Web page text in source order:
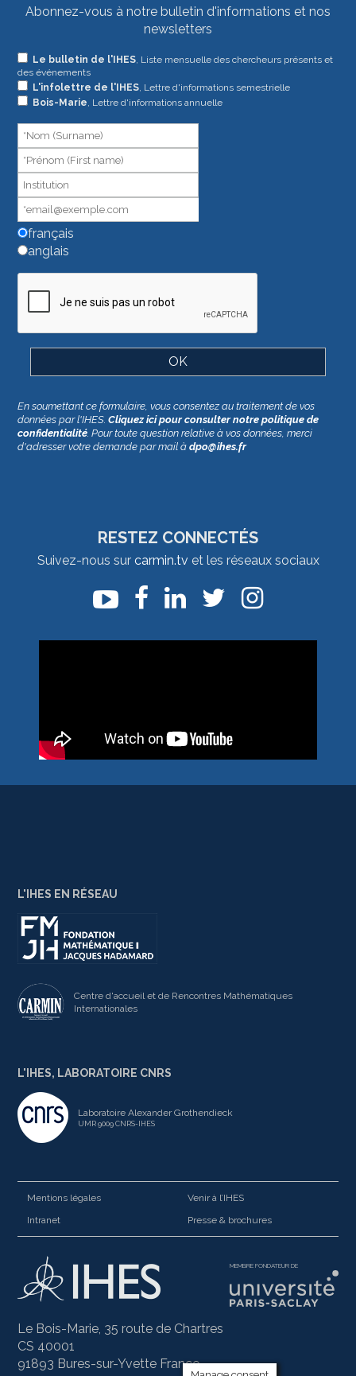
Abonnez-vous à notre bulletin d'informations et nos
newsletters
Le bulletin de l'IHES , Liste mensuelle des chercheurs présents et
des événements
L'infolettre de l'IHES, Lettre d'informations semestrielle
Bois-Marie, Lettre d'informations annuelle
français
anglais
Si
vous
êtes
humain,
ne
remplissez
pas
ce
champ.
En soumettant ce formulaire, vous consentez au traitement de vos
données par l'IHES.Cliquez ici pour consulter notre politique de
confidentialité . Pour toute question relative à vos données, merci
d'adresser votre demande par mail àdpo@ihes.fr
RESTEZ CONNECTÉS
Suivez-nous sur carmin.tv et les réseaux sociaux
L'IHES EN RÉSEAU
Centre d'accueil et de Rencontres Mathématiques
Internationales
L'IHES, LABORATOIRE CNRS
Laboratoire Alexander Grothendieck
UMR 9009 CNRS-IHES
Mentions légales
Venir à l’IHES
Intranet
Presse & brochures
MEMBRE FONDATEUR DE
Le Bois-Marie, 35 route de Chartres
CS 40001
91893 Bures-sur-Yvette France